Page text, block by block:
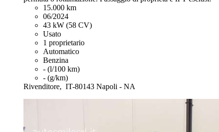
15.000 km
06/2024
43 kW (58 CV)
Usato
1 proprietario
Automatico
Benzina
- (l/100 km)
- (g/km)
Rivenditore, IT-80143 Napoli - NA